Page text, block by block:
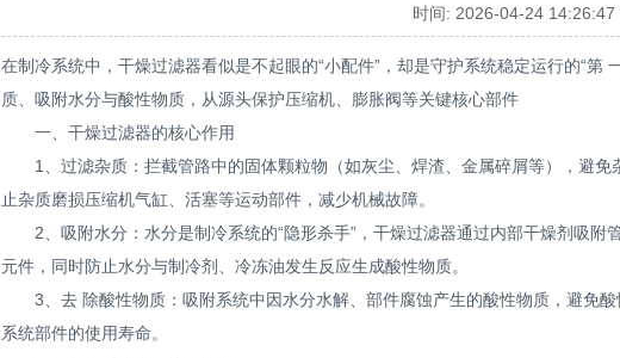
时间: 2026-04-24 14:26:47
在制冷系统中，干燥过滤器看似是不起眼的“小配件”，却是守护系统稳定运行的“第
质、吸附水分与酸性物质，从源头保护压缩机、膨胀阀等关键核心部件
一、干燥过滤器的核心作用
1、过滤杂质：拦截管路中的固体颗粒物（如灰尘、焊渣、金属碎屑等），避免
止杂质磨损压缩机气缸、活塞等运动部件，减少机械故障。
2、吸附水分：水分是制冷系统的“隐形杀手”，干燥过滤器通过内部干燥剂吸附
元件，同时防止水分与制冷剂、冷冻油发生反应生成酸性物质。
3、去 除酸性物质：吸附系统中因水分水解、部件腐蚀产生的酸性物质，避免酸
系统部件的使用寿命。